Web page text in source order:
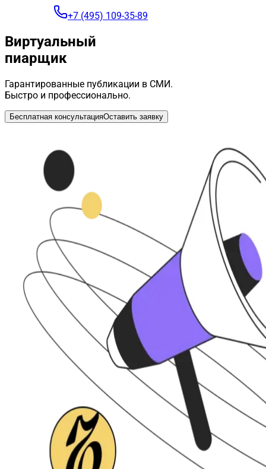
+7 (495) 109-35-89
Виртуальный
пиарщик
Гарантированные публикации в СМИ.
Быстро и профессионально.
Бесплатная консультацияОставить заявку